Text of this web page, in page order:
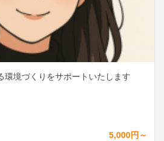
環境づくりをサポートいたします
5,000円～